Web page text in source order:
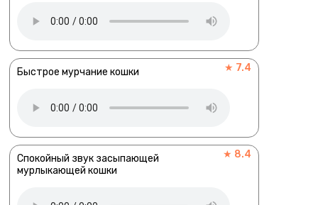
Быстрое мурчание кошки ★ 7.4
Спокойный звук засыпающей
мурлыкающей кошки
★ 8.4